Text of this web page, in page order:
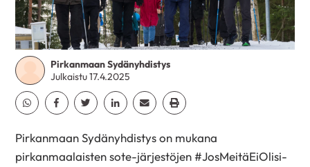
Pirkanmaan Sydänyhdistys
Julkaistu 17.4.2025
Jaa Whatsapp
Jaa Facebook
Jaa TwitterJaa Linkedin
Jaa EmailJaa Print
Pirkanmaan Sydänyhdistys on mukana
pirkanmaalaisten sote-järjestöjen#JosMeitäEiOlisi-